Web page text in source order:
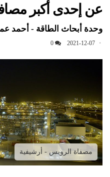
عن إحدى أكبر
وحدة أبحاث الطاقة - أحمد
2021-12-07
0
مصفاة الرويس - أرشيفية